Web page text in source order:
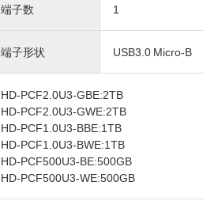
端子数 1
端子形状 USB3.0 Micro-B
HD-PCF2.0U3-GBE:2TB
HD-PCF2.0U3-GWE:2TB
HD-PCF1.0U3-BBE:1TB
HD-PCF1.0U3-BWE:1TB
HD-PCF500U3-BE:500GB
HD-PCF500U3-WE:500GB